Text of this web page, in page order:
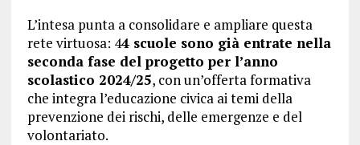
L’intesa punta a consolidare e ampliare questa
rete virtuosa: 44 scuole sono già entrate nella
seconda fase del progetto per l’anno
scolastico 2024/25, con un’offerta formativa
che integra l’educazione civica ai temi della
prevenzione dei rischi, delle emergenze e del
volontariato.